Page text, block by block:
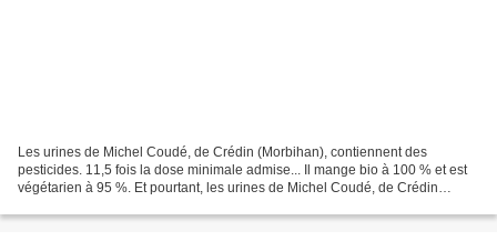
Les urines de Michel Coudé, de Crédin (Morbihan), contiennent des
pesticides. 11,5 fois la dose minimale admise... Il mange bio à 100 % et est
végétarien à 95 %. Et pourtant, les urines de Michel Coudé, de Crédin